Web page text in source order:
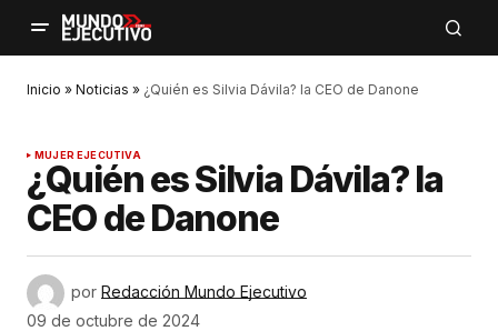
Inicio » Noticias » ¿Quién es Silvia Dávila? la CEO de Danone
MUJER EJECUTIVA
¿Quién es Silvia Dávila? la
CEO de Danone
por Redacción Mundo Ejecutivo
09 de octubre de 2024